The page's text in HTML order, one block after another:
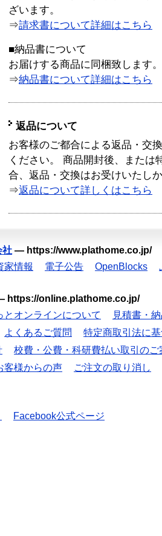
ざいます。
⇒請求書について詳細はこちら
■納品書について
お届けする商品に同梱致します。
⇒納品書について詳細はこちら
返品について
お客様のご都合による返品・交
ください。 商品開封後、または
合、返品・交換はお受けいたし
⇒返品について詳しくはこちら
社 — https://www.plathome.co.jp/
家情報 電子公告 OpenBlocks
https://online.plathome.co.jp/
とオンラインについて
見積書・
よくあるご質問
特定商取引法に
校費・公費・科研費払い取引のご
客様からの声 ご注文の取り消し
Facebook公式ページ